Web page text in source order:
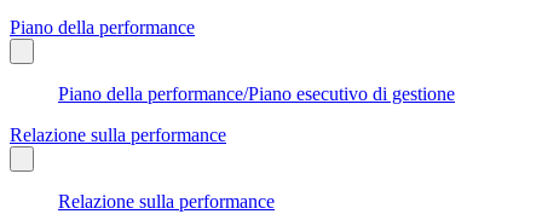
Piano della performance
Piano della performance/Piano esecutivo di gestione
Relazione sulla performance
Relazione sulla performance